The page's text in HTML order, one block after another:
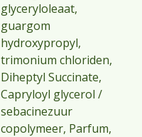
glyceryloleaat,
guargom
hydroxypropyl,
trimonium chloriden,
Diheptyl Succinate,
Capryloyl glycerol /
sebacinezuur
copolymeer, Parfum,